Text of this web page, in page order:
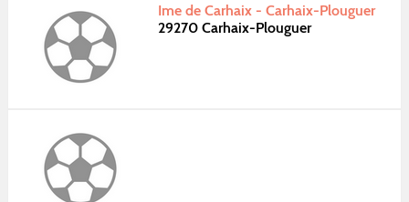
Ime de Carhaix - Carhaix-Plouguer
29270 Carhaix-Plouguer